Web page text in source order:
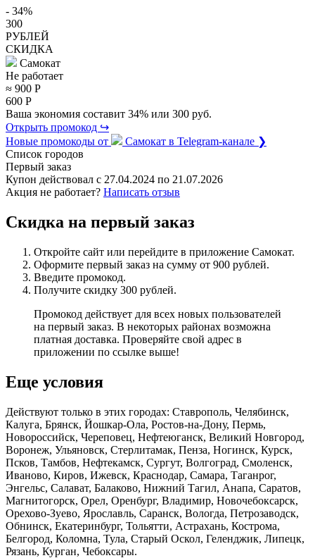
- 34%
300
РУБЛЕЙ
СКИДКА
Самокат
Не работает
≈ 900 Р
600 Р
Ваша экономия составит 34% или 300 руб.
Открыть промокод ↪
Новые промокоды от
Самокат в Telegram-канале ❯
Список городов
Первый заказ
Купон действовал с 27.04.2024 по 21.07.2026
Акция не работает? Написать отзыв
Скидка на первый заказ
Откройте сайт или перейдите в приложение Самокат.
Оформите первый заказ на сумму от 900 рублей.
Введите промокод.
Получите скидку 300 рублей.
Промокод действует для всех новых пользователей
на первый заказ. В некоторых районах возможна
платная доставка. Проверяйте свой адрес в
приложении по ссылке выше!
Еще условия
Действуют только в этих городах: Ставрополь, Челябинск,
Калуга, Брянск, Йошкар-Ола, Ростов-на-Дону, Пермь,
Новороссийск, Череповец, Нефтеюганск, Великий Новгород,
Воронеж, Ульяновск, Стерлитамак, Пенза, Ногинск, Курск,
Псков, Тамбов, Нефтекамск, Сургут, Волгоград, Смоленск,
Иваново, Киров, Ижевск, Краснодар, Самара, Таганрог,
Энгельс, Салават, Балаково, Нижний Тагил, Анапа, Саратов,
Магнитогорск, Орел, Оренбург, Владимир, Новочебоксарск,
Орехово-Зуево, Ярославль, Саранск, Вологда, Петрозаводск,
Обнинск, Екатеринбург, Тольятти, Астрахань, Кострома,
Белгород, Коломна, Тула, Старый Оскол, Геленджик, Липецк,
Рязань, Курган, Чебоксары.